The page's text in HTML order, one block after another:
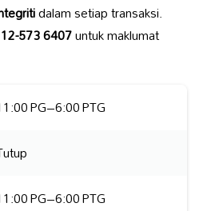
dalam setiap transaksi.
573 6407untuk maklumat
PG–6:00 PTG
PG–6:00 PTG